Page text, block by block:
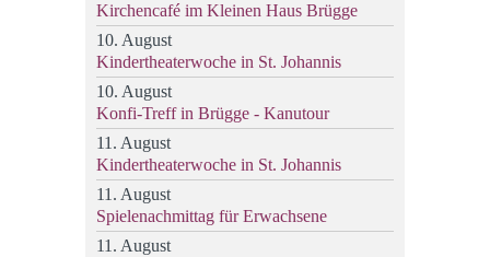
Kirchencafé im Kleinen Haus Brügge
10. August
Kindertheaterwoche in St. Johannis
10. August
Konfi-Treff in Brügge - Kanutour
11. August
Kindertheaterwoche in St. Johannis
11. August
Spielenachmittag für Erwachsene
11. August